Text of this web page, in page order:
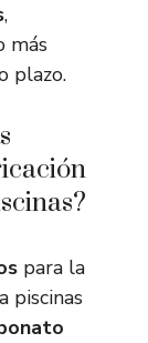
,
más
plazo.
para la
piscinas